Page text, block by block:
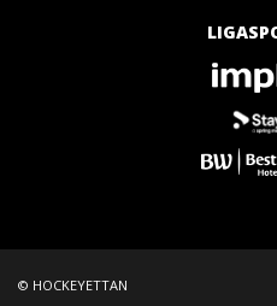
© HOCKEYETTAN